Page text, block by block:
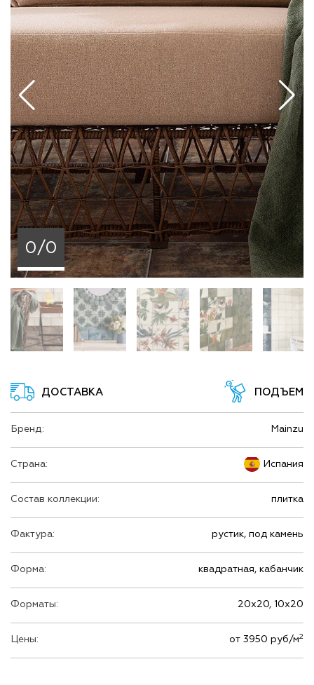
0/0
ДОСТАВКА ПОДЪЕМ
Бренд: Mainzu
Страна: Испания
Состав коллекции: плитка
Фактура: рустик, под камень
Форма: квадратная, кабанчик
Форматы: 20х20, 10х20
Цены: от 3950 руб/м2